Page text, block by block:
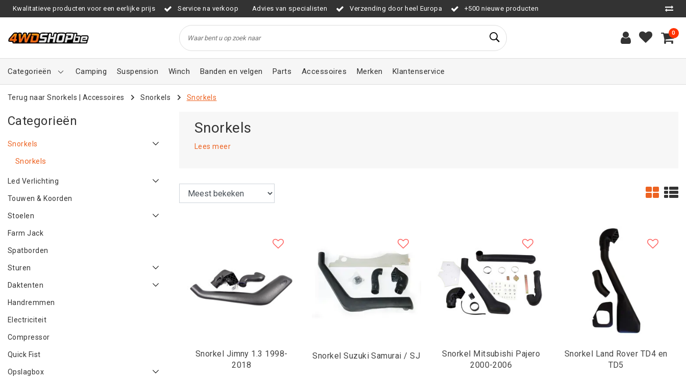
Kwalitatieve producten voor een eerlijke prijs Service na verkoop Advies van specialisten Verzending door heel Europa +500 nieuwe producten
0
Categorieën Camping Suspension Winch Banden en velgen Parts Accessoires Merken Klantenservice
Terug naar Snorkels Accessoires Snorkels Snorkels
Categorieën
Snorkels
Snorkels
Led Verlichting
Touwen & Koorden
Stoelen
Farm Jack
Spatborden
Sturen
Daktenten
Handremmen
Electriciteit
Compressor
Quick Fist
Opslagbox
Snorkels
Lees meer
Snorkel Jimny 1.3 1998-
2018
Snorkel Suzuki Samurai / SJ
Snorkel Mitsubishi Pajero
2000-2006
Snorkel Land Rover TD4 en
TD5